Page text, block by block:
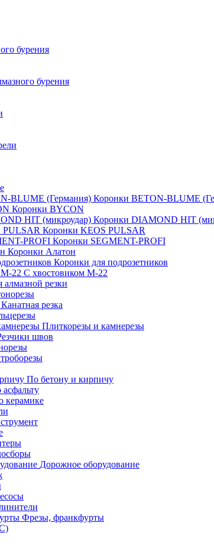
бурения
бурения
Коронки BETON-BLUME
Коронки BYCON
Коронки DIAMOND HIT
Коронки KEOS PULSAR
Коронки SEGMENT-PROFI
Коронки Алатон
Коронки для подрозетников
С хвостовиком М-22
алмазной резки
Канатная резка
Плиткорезы и камнерезы
швов
По бетону и кирпичу
керамике
Дорожное оборудование
Фрезы, франкфурты